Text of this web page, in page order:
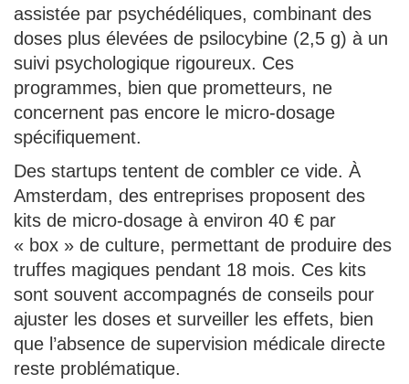
assistée par psychédéliques, combinant des
doses plus élevées de psilocybine (2,5 g) à un
suivi psychologique rigoureux. Ces
programmes, bien que prometteurs, ne
concernent pas encore le micro-dosage
spécifiquement.
Des startups tentent de combler ce vide. À
Amsterdam, des entreprises proposent des
kits de micro-dosage à environ 40 € par
« box » de culture, permettant de produire des
truffes magiques pendant 18 mois. Ces kits
sont souvent accompagnés de conseils pour
ajuster les doses et surveiller les effets, bien
que l’absence de supervision médicale directe
reste problématique.